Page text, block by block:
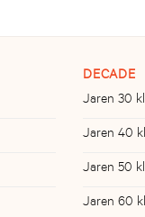
DECADE
Jaren 30
Jaren 40
Jaren 50
Jaren 60